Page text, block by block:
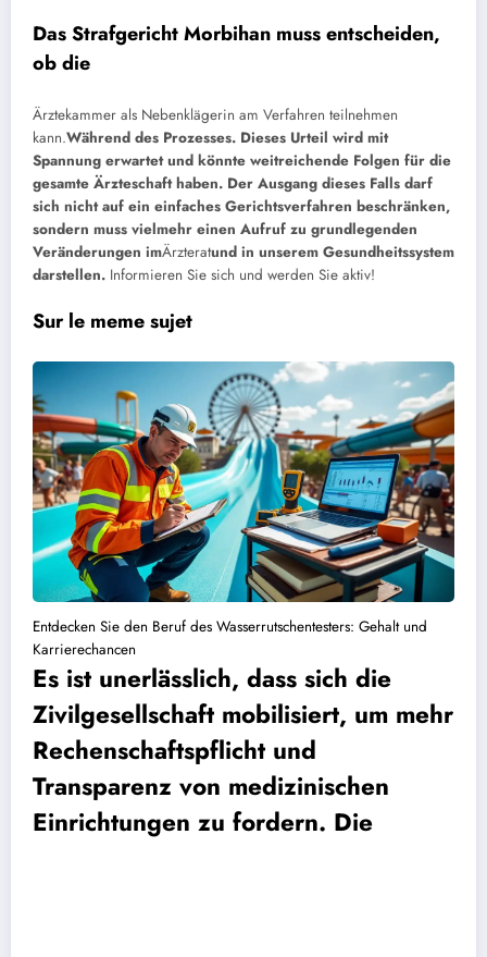
Das Strafgericht Morbihan muss entscheiden,
ob die
Ärztekammer als Nebenklägerin am Verfahren teilnehmen
kann.Während des Prozesses. Dieses Urteil wird mit
Spannung erwartet und könnte weitreichende Folgen für die
gesamte Ärzteschaft haben. Der Ausgang dieses Falls darf
sich nicht auf ein einfaches Gerichtsverfahren beschränken,
sondern muss vielmehr einen Aufruf zu grundlegenden
Veränderungen imÄrzteratund in unserem Gesundheitssystem
darstellen. Informieren Sie sich und werden Sie aktiv!
Sur le meme sujet
Entdecken Sie den Beruf des Wasserrutschentesters: Gehalt und
Karrierechancen
Es ist unerlässlich, dass sich die
Zivilgesellschaft mobilisiert, um mehr
Rechenschaftspflicht und
Transparenz von medizinischen
Einrichtungen zu fordern. Die